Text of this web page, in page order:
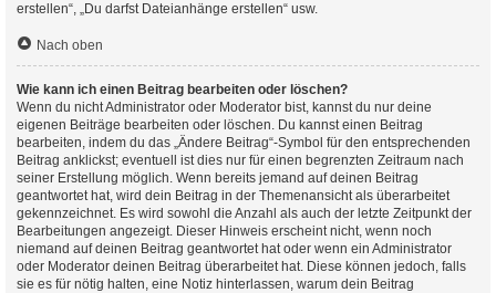
erstellen“, „Du darfst Dateianhänge erstellen“ usw.
Nach oben
Wie kann ich einen Beitrag bearbeiten oder löschen?
Wenn du nicht Administrator oder Moderator bist, kannst du nur deine
eigenen Beiträge bearbeiten oder löschen. Du kannst einen Beitrag
bearbeiten, indem du das „Ändere Beitrag“-Symbol für den entsprechenden
Beitrag anklickst; eventuell ist dies nur für einen begrenzten Zeitraum nach
seiner Erstellung möglich. Wenn bereits jemand auf deinen Beitrag
geantwortet hat, wird dein Beitrag in der Themenansicht als überarbeitet
gekennzeichnet. Es wird sowohl die Anzahl als auch der letzte Zeitpunkt der
Bearbeitungen angezeigt. Dieser Hinweis erscheint nicht, wenn noch
niemand auf deinen Beitrag geantwortet hat oder wenn ein Administrator
oder Moderator deinen Beitrag überarbeitet hat. Diese können jedoch, falls
sie es für nötig halten, eine Notiz hinterlassen, warum dein Beitrag